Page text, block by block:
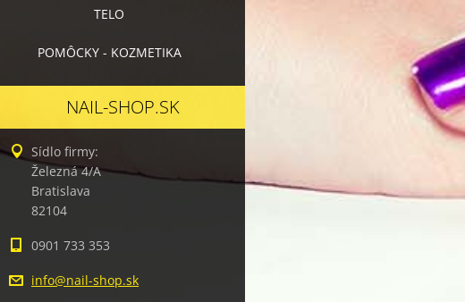
TELO
POMÔCKY - KOZMETIKA
NAIL-SHOP.SK
Sídlo firmy:
Železná 4/A
Bratislava
82104
0901 733 353
info@nail-shop.sk